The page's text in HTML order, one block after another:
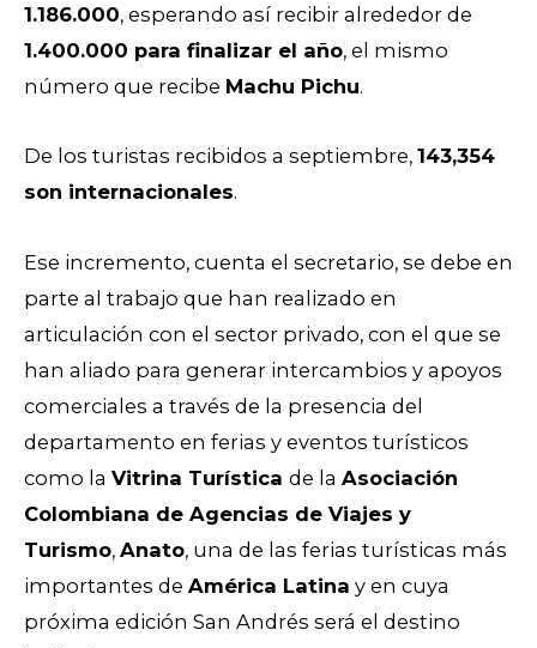
1.186.000, esperando así recibir alrededor de
1.400.000 para finalizar el año, el mismo
número que recibe Machu Pichu.
De los turistas recibidos a septiembre, 143,354
son internacionales.
Ese incremento, cuenta el secretario, se debe en
parte al trabajo que han realizado en
articulación con el sector privado, con el que se
han aliado para generar intercambios y apoyos
comerciales a través de la presencia del
departamento en ferias y eventos turísticos
como la Vitrina Turística de la Asociación
Colombiana de Agencias de Viajes y
Turismo, Anato, una de las ferias turísticas más
importantes de América Latina y en cuya
próxima edición San Andrés será el destino